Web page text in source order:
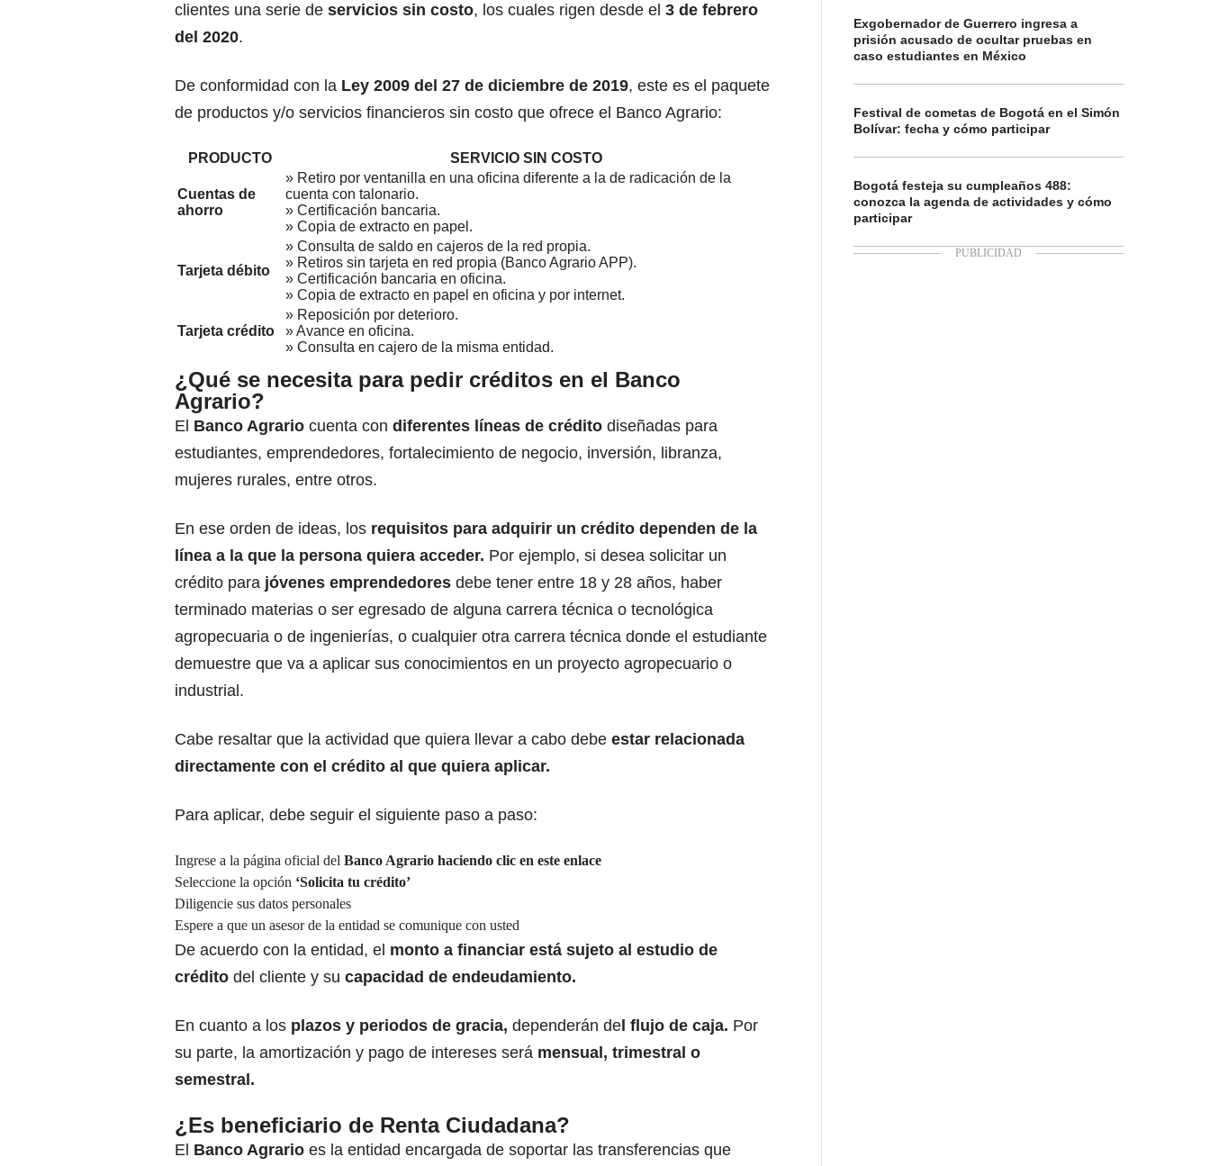
clientes una serie de servicios sin costo, los cuales rigen desde el 3 de febrero
del 2020.
De conformidad con la Ley 2009 del 27 de diciembre de 2019, este es el paquete
de productos y/o servicios financieros sin costo que ofrece el Banco Agrario:
PRODUCTO SERVICIO SIN COSTO
Cuentas de
ahorro
» Retiro por ventanilla en una oficina diferente a la de radicación de la
cuenta con talonario.
» Certificación bancaria.
» Copia de extracto en papel.
Tarjeta débito
» Consulta de saldo en cajeros de la red propia.
» Retiros sin tarjeta en red propia (Banco Agrario APP).
» Certificación bancaria en oficina.
» Copia de extracto en papel en oficina y por internet.
Tarjeta crédito
» Reposición por deterioro.
» Avance en oficina.
» Consulta en cajero de la misma entidad.
¿Qué se necesita para pedir créditos en el Banco
Agrario?
El Banco Agrario cuenta con diferentes líneas de crédito diseñadas para
estudiantes, emprendedores, fortalecimiento de negocio, inversión, libranza,
mujeres rurales, entre otros.
En ese orden de ideas, los requisitos para adquirir un crédito dependen de la
línea a la que la persona quiera acceder. Por ejemplo, si desea solicitar un
crédito para jóvenes emprendedores debe tener entre 18 y 28 años, haber
terminado materias o ser egresado de alguna carrera técnica o tecnológica
agropecuaria o de ingenierías, o cualquier otra carrera técnica donde el estudiante
demuestre que va a aplicar sus conocimientos en un proyecto agropecuario o
industrial.
Cabe resaltar que la actividad que quiera llevar a cabo debe estar relacionada
directamente con el crédito al que quiera aplicar.
Para aplicar, debe seguir el siguiente paso a paso:
Ingrese a la página oficial del Banco Agrario haciendo clic en este enlace
Seleccione la opción ‘Solicita tu crédito’
Diligencie sus datos personales
Espere a que un asesor de la entidad se comunique con usted
De acuerdo con la entidad, el monto a financiar está sujeto al estudio de
crédito del cliente y su capacidad de endeudamiento.
En cuanto a los plazos y periodos de gracia, dependerán de l flujo de caja. Por
su parte, la amortización y pago de intereses será mensual, trimestral o
semestral.
¿Es beneficiario de Renta Ciudadana?
El Banco Agrario es la entidad encargada de soportar las transferencias que
Exgobernador de Guerrero ingresa a
prisión acusado de ocultar pruebas en
caso estudiantes en México
Festival de cometas de Bogotá en el Simón
Bolívar: fecha y cómo participar
Bogotá festeja su cumpleaños 488:
conozca la agenda de actividades y cómo
participar